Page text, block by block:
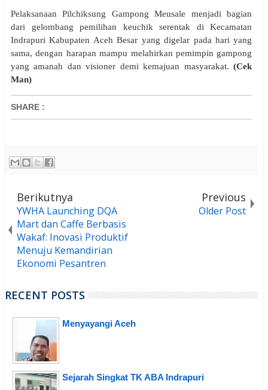
Pelaksanaan Pilchiksung Gampong Meusale menjadi bagian
dari gelombang pemilihan keuchik serentak di Kecamatan
Indrapuri Kabupaten Aceh Besar yang digelar pada hari yang
sama, dengan harapan mampu melahirkan pemimpin gampong
yang amanah dan visioner demi kemajuan masyarakat.(Cek
Man)
SHARE :
Berikutnya
YWHA Launching DQA
Mart dan Caffe Berbasis
Wakaf: Inovasi Produktif
Menuju Kemandirian
Ekonomi Pesantren
Previous
Older Post
RECENT POSTS
Menyayangi Aceh
Sejarah Singkat TK ABA Indrapuri